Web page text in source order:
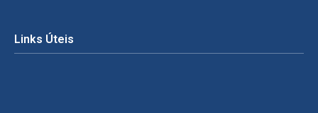
Links Úteis